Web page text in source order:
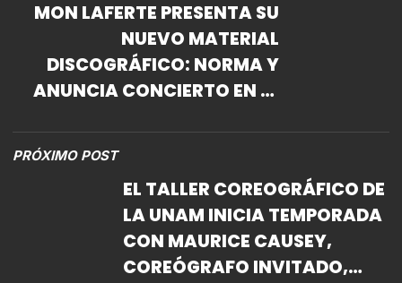
MON LAFERTE PRESENTA SU
NUEVO MATERIAL
DISCOGRÁFICO: NORMA Y
ANUNCIA CONCIERTO EN EL
PRÓXIMO POST
EL TALLER COREOGRÁFICO DE
LA UNAM INICIA TEMPORADA
CON MAURICE CAUSEY,
COREÓGRAFO INVITADO,